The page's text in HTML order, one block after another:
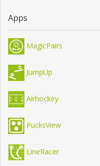
Apps
MagicPairs
JumpUp
Airhockey
PucksView
LineRacer